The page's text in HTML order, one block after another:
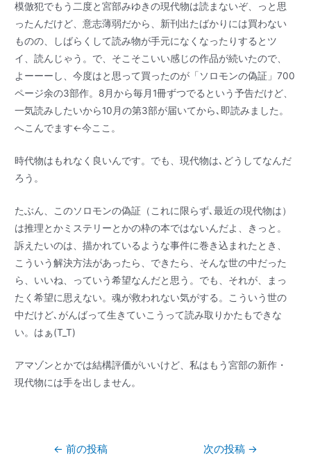
模倣犯でもう二度と宮部みゆきの現代物は読まないぞ、っと思
ったんだけど、意志薄弱だから、新刊出たばかりには買わない
ものの、しばらくして読み物が手元になくなったりするとツ
イ、読んじゃう。で、そこそこいい感じの作品が続いたので、
よーーーし、今度はと思って買ったのが「ソロモンの偽証」700
ページ余の3部作。8月から毎月1冊ずつでるという予告だけど、
一気読みしたいから10月の第3部が届いてから､即読みました。
へこんでます←今ここ。
時代物はもれなく良いんです。でも、現代物は､どうしてなんだ
ろう。
たぶん、このソロモンの偽証（これに限らず､最近の現代物は）
は推理とかミステリーとかの枠の本ではないんだよ、きっと。
訴えたいのは、描かれているような事件に巻き込まれたとき、
こういう解決方法があったら、できたら、そんな世の中だった
ら、いいね、っていう希望なんだと思う。でも、それが、まっ
たく希望に思えない。魂が救われない気がする。こういう世の
中だけど､がんばって生きていこうって読み取りかたもできな
い。はぁ(T_T)
アマゾンとかでは結構評価がいいけど、私はもう宮部の新作・
現代物には手を出しません。
← 前の投稿 次の投稿 →